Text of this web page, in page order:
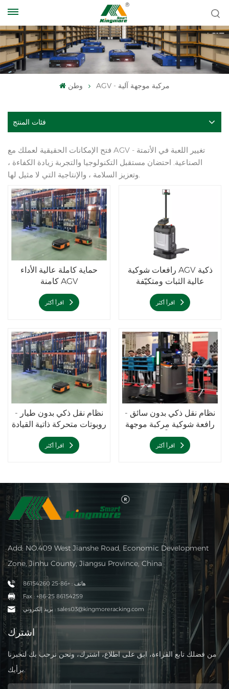
وطن AGV - مركبة موجهة آلية
فئات المنتج
فتح الإمكانات الحقيقية لعملك مع AGV - تغيير اللعبة في الأتمتة
الصناعية. احتضان مستقبل التكنولوجيا والتجربة زيادة الكفاءة ،
حماية كاملة عالية الأداء
كامنة AGV
رافعات شوكية AGV ذكية
عالية الثبات ومتكيّفة
نظام نقل ذكي بدون طيار -
روبوتات متحركة ذاتية القيادة
- مركبة موجهة آليًا كامنة
نظام نقل ذكي بدون سائق -
رافعة شوكية مركبة موجهة
آلياً
Add: NO.409 West Jianshe Road, Economic Development
Zone, Jinhu County, Jiangsu Province, China
هاتف : +86-25 86154260
Fax : +86-25 86154259
بريد إلكتروني : sales03@kingmoreracking.com
اشترك
من فضلك تابع القراءة، ابق على اطلاع، اشترك، ونحن نرحب بك لتخبرنا
برأيك.